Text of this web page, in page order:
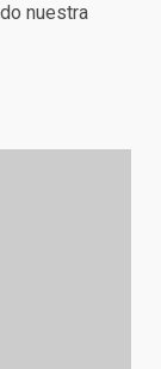
nuestra